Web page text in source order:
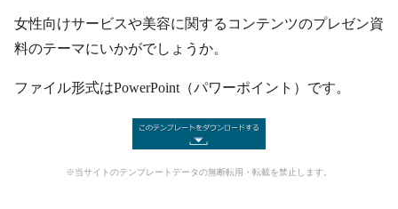
女性向けサービスや美容に関するコンテンツのプレゼン資
料のテーマにいかがでしょうか。
ファイル形式はPowerPoint（パワーポイント）です。
※当サイトのテンプレートデータの無断転用・転載を禁止します。